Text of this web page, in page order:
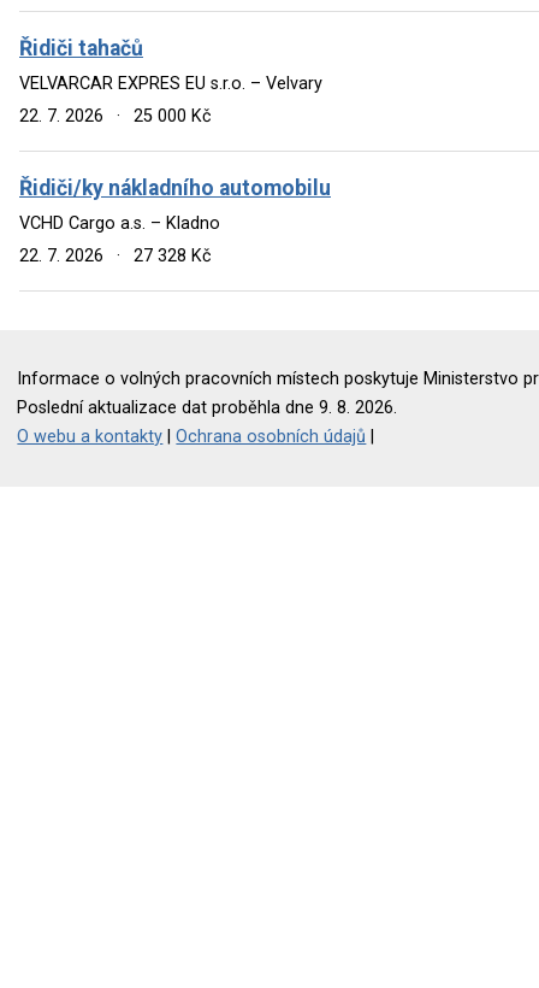
Řidiči tahačů
VELVARCAR EXPRES EU s.r.o. – Velvary
22. 7. 2026
· 25 000 Kč
Řidiči/ky nákladního automobilu
VCHD Cargo a.s. – Kladno
22. 7. 2026
· 27 328 Kč
Informace o volných pracovních místech poskytuje Ministerstvo
Poslední aktualizace dat proběhla dne 9. 8. 2026.
O webu a kontakty |Ochrana osobních údajů